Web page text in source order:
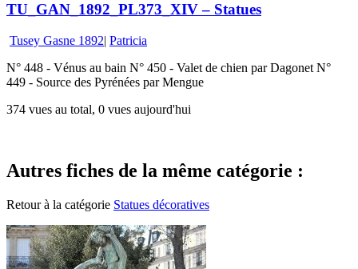
TU_GAN_1892_PL373_XIV – Statues
Tusey Gasne 1892| Patricia
N° 448 - Vénus au bain N° 450 - Valet de chien par Dagonet N°
449 - Source des Pyrénées par Mengue
374 vues au total, 0 vues aujourd'hui
Autres fiches de la même catégorie :
Retour à la catégorie Statues décoratives